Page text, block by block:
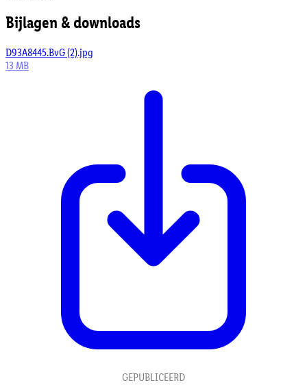
Bijlagen & downloads
D93A8445.BvG (2).jpg
13 MB
GEPUBLICEERD